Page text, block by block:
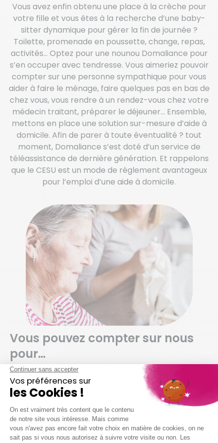
Vous avez enfin obtenu une place à la crèche pour
votre fille et vous êtes à la recherche d’une baby-
sitter dynamique pour gérer la fin de journée ?
Toilette, promenade en poussette, change, repas,
activités… Optez pour une nounou Domaliance pour
s’en occuper avec tendresse. Vous aimeriez pouvoir
compter sur une personne sympathique pour vous
aider à faire le ménage, faire quelques pas en bas de
chez vous, vous rendre à un rendez-vous chez votre
médecin traitant, préparer le déjeuner… Ensemble,
mettons en place une solution sur-mesure d’aide à
domicile. Afin de parer à toute éventualité ? tout
moment, Domaliance s’est doté d’un service de
téléassistance de dernière génération. Et rappelons
que le CESU est un mode de règlement avantageux
pour l’emploi d’une aide à domicile.
Vous pouvez compter sur nous
pour…
Dépoussiérer et ranger selon vos habitudes
Nettoyer vos sols (carrelage, parquet,
moquette, etc.)
Entretenir votre salle de bain
Entretenir vos sanitaires